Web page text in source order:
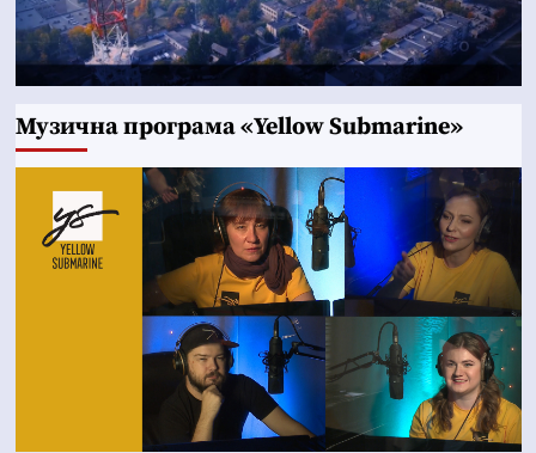
Музична програма «Yellow Submarine»